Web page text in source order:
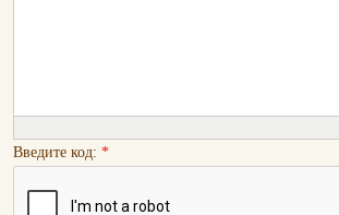
Введите код: *